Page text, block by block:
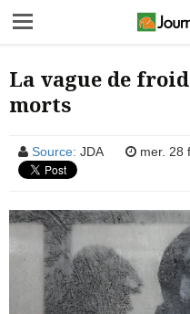
La vague de
morts
Source: JDA mer. 28